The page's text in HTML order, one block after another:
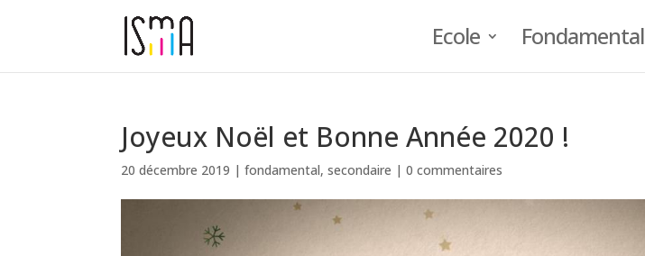
Ecole Fondamental
Joyeux Noël et Bonne Année 2020 !
20 décembre 2019 |fondamental,secondaire |0 commentaires